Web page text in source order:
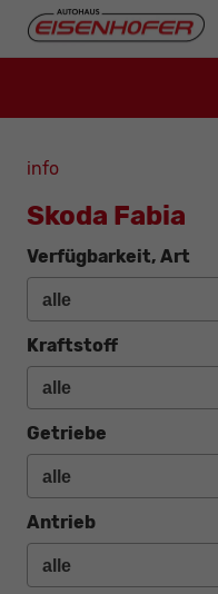
info
Skoda Fabia
Verfügbarkeit, Art
Kraftstoff
Getriebe
Antrieb